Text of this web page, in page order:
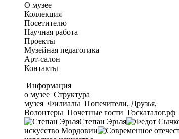
О музее
Коллекция
Посетителю
Научная работа
Проекты
Музейная педагогика
Арт-салон
Контакты
Информация
о музее Структура
музея Филиалы Попечители, Друзья,
Волонтеры Почетные гости Госкаталог.рф
Степан Эрьзя
искусство Мордовии